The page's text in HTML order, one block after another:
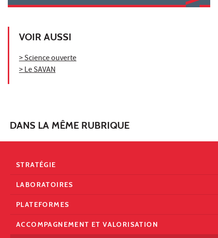
VOIR AUSSI
> Science ouverte
> Le SAVAN
DANS LA MÊME RUBRIQUE
STRATÉGIE
LABORATOIRES
PLATEFORMES
ACCOMPAGNEMENT ET VALORISATION